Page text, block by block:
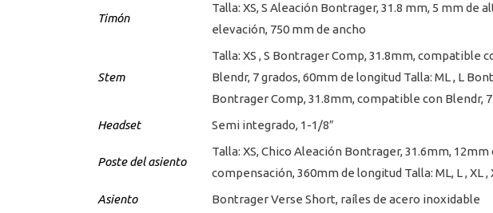
Timón
Talla: XS, S Aleación Bontrager, 31.8 mm, 5 mm de
elevación, 750 mm de ancho
Stem
Talla: XS , S Bontrager Comp, 31.8mm, compatible
Blendr, 7 grados, 60mm de longitud Talla: ML , L
Bontrager Comp, 31.8mm, compatible con Blendr,
Headset
Semi integrado, 1-1/8″
Poste del asiento
Talla: XS, Chico Aleación Bontrager, 31.6mm,
compensación, 360mm de longitud Talla: ML, L ,
Asiento
Bontrager Verse Short, raíles de acero inoxidable